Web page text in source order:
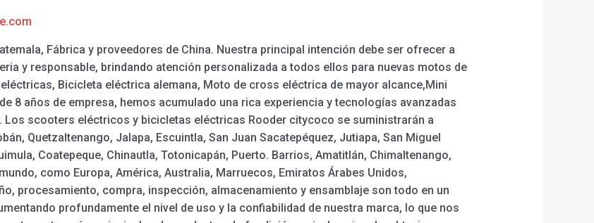
Fábrica y proveedores de China. Nuestra principal intención debe ser ofrecer a
y responsable, brindando atención personalizada a todos ellos para nuevas motos de
Bicicleta eléctrica alemana, Moto de cross eléctrica de mayor alcance,Mini
8 años de empresa, hemos acumulado una rica experiencia y tecnologías avanzadas
scooters eléctricos y bicicletas eléctricas Rooder citycoco se suministrarán a
Quetzaltenango, Jalapa, Escuintla, San Juan Sacatepéquez, Jutiapa, San Miguel
Coatepeque, Chinautla, Totonicapán, Puerto. Barrios, Amatitlán, Chimaltenango,
como Europa, América, Australia, Marruecos, Emiratos Árabes Unidos,
procesamiento, compra, inspección, almacenamiento y ensamblaje son todo en un
profundamente el nivel de uso y la confiabilidad de nuestra marca, lo que nos